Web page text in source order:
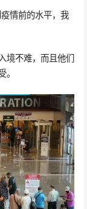
情前的水平，我
境不难，而且他们